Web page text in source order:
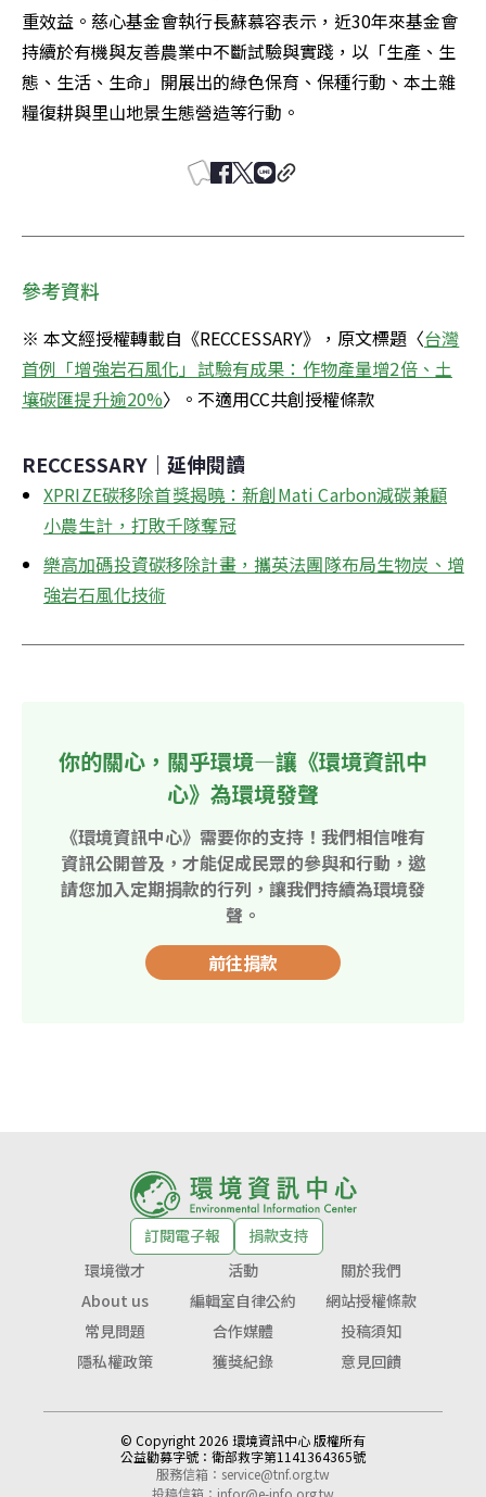
重效益。慈心基金會執行長蘇慕容表示，近30年來基金會
持續於有機與友善農業中不斷試驗與實踐，以「生產、生
態、生活、生命」開展出的綠色保育、保種行動、本土雜
糧復耕與里山地景生態營造等行動。
參考資料
※ 本文經授權轉載自《RECCESSARY》，原文標題〈台灣
首例「增強岩石風化」試驗有成果：作物產量增2倍、土
壤碳匯提升逾20%〉。不適用CC共創授權條款
RECCESSARY｜延伸閱讀
XPRIZE碳移除首獎揭曉：新創Mati Carbon減碳兼顧
小農生計，打敗千隊奪冠
樂高加碼投資碳移除計畫，攜英法團隊布局生物炭、增
強岩石風化技術
你的關心，關乎環境—讓《環境資訊中
心》為環境發聲
《環境資訊中心》需要你的支持！我們相信唯有
資訊公開普及，才能促成民眾的參與和行動，邀
請您加入定期捐款的行列，讓我們持續為環境發
聲。
前往捐款
訂閱電子報
捐款支持
環境徵才
活動
關於我們
About us
編輯室自律公約
網站授權條款
常見問題
合作媒體
投稿須知
隱私權政策
獲獎紀錄 意見回饋
© Copyright 2026 環境資訊中心 版權所有
公益勸募字號： 衛部救字第1141364365號
服務信箱： service@tnf.org.tw
投稿信箱： infor@e-info.org.tw